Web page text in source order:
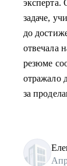
эксперта.
задаче,
до
отвечала
резюме
отражало
за